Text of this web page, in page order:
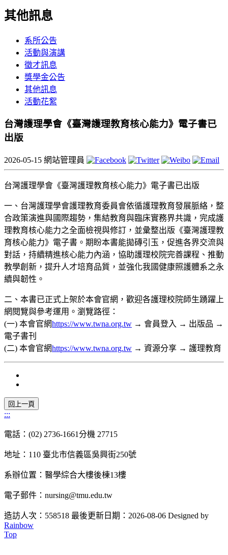
其他訊息
系所公告
活動與演講
徵才訊息
獎學金公告
其他訊息
活動花絮
台灣護理學會《臺灣護理教育核心能力》電子書已
出版
2026-05-15 網站管理員
台灣護理學會《臺灣護理教育核心能力》電子書已出版
一、台灣護理學會護理教育委員會依循護理教育發展脈絡，整
合政策演進與國際趨勢，集結教育與臨床實務界共識，完成護
理教育核心能力之全面檢視與修訂，並彙整出版《臺灣護理教
育核心能力》電子書。期盼本書能拋磚引玉，促進各界交流與
對話，持續精進核心能力內涵，協助護理校院完善課程、推動
教學創新，提升人才培育品質，並強化我國健康照護體系之永
續與韌性。
二、本書已正式上架於本會官網，歡迎各護理校院師生踴躍上
網閱覽與參考運用。瀏覽路徑：
(一) 本會官網https://www.twna.org.tw → 會員登入 → 出版品 →
電子書刊
(二) 本會官網https://www.twna.org.tw → 資源分享 → 護理教育
:::
電話：(02) 2736-1661分機 27715
地址：110 臺北市信義區吳興街250號
系辦位置：醫學綜合大樓後棟13樓
電子郵件：nursing@tmu.edu.tw
造訪人次：558518 最後更新日期：2026-08-06 Designed by
Rainbow
Top